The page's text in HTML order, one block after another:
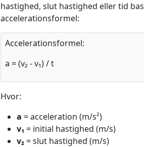
hastighed, slut hastighed eller tid
accelerationsformel:
Accelerationsformel:
a = (v₂ - v₁) / t
Hvor:
a = acceleration (m/s²)
v₁ = initial hastighed (m/s)
v₂= slut hastighed (m/s)